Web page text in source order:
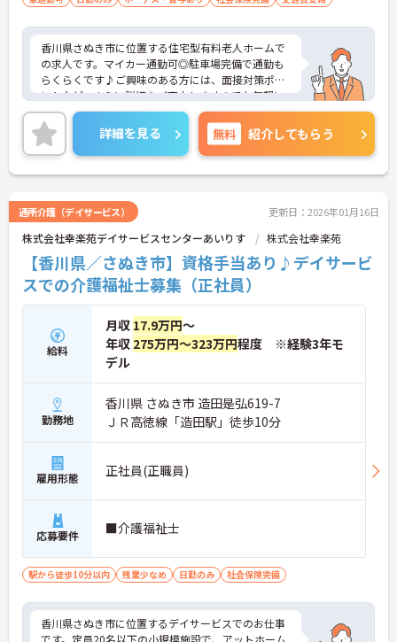
香川県さぬき市に位置する住宅型有料老人ホームで
の求人です。マイカー通勤可◎駐車場完備で通勤も
らくらくです♪ご興味のある方には、面接対策ポイ
ントなど、さらに詳細をご案内しますのでお気軽に
ご相談ください！
詳細を見る 無料 紹介してもらう
通所介護（デイサービス） 更新日：2026年01月16日
株式会社幸楽苑デイサービスセンターあいりす 株式会社幸楽苑
【香川県／さぬき市】資格手当あり♪デイサービ
スでの介護福祉士募集（正社員）
給料
月収 17.9万円～
年収 275万円～323万円程度 ※経験3年モ
デル
勤務地
香川県 さぬき市 造田是弘619-7
ＪＲ高徳線「造田駅」徒歩10分
雇用形態 正社員(正職員)
応募要件 ■介護福祉士
駅から徒歩10分以内 残業少なめ 日勤のみ 社会保険完備
香川県さぬき市に位置するデイサービスでのお仕事